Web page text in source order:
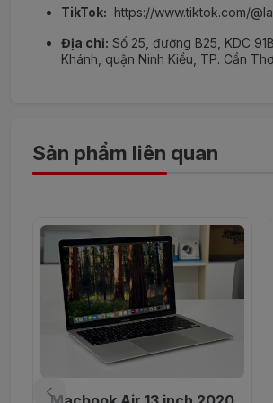
TikTok: https://www.tiktok.com/
Địa chỉ: Số 25, đường B25, KDC
Khánh, quận Ninh Kiều, TP. Cần Thơ
Sản phẩm liên quan